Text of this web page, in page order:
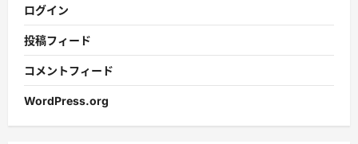
ログイン
投稿フィード
コメントフィード
WordPress.org